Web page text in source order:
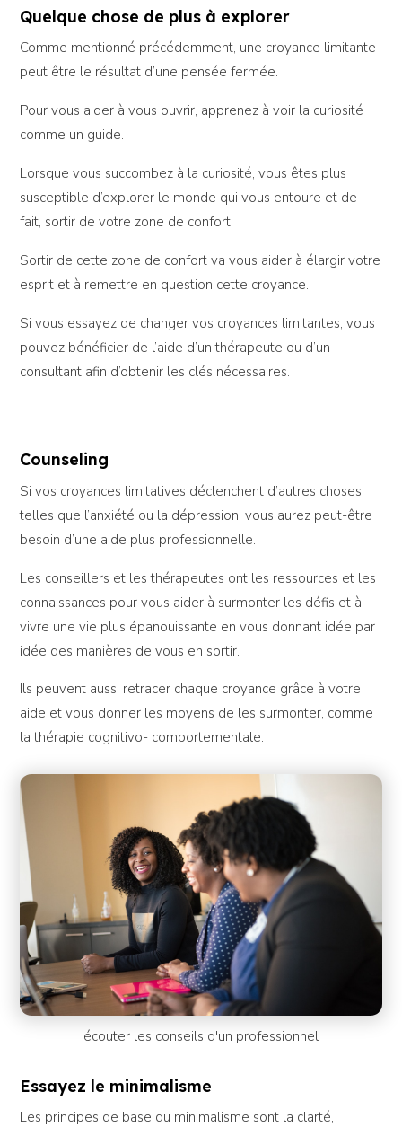
Quelque chose de plus à explorer
Comme mentionné précédemment, une croyance limitante
peut être le résultat d’une pensée fermée.
Pour vous aider à vous ouvrir, apprenez à voir la curiosité
comme un guide.
Lorsque vous succombez à la curiosité, vous êtes plus
susceptible d’explorer le monde qui vous entoure et de
fait, sortir de votre zone de confort.
Sortir de cette zone de confort va vous aider à élargir votre
esprit et à remettre en question cette croyance.
Si vous essayez de changer vos croyances limitantes, vous
pouvez bénéficier de l’aide d’un thérapeute ou d’un
consultant afin d’obtenir les clés nécessaires.
Counseling
Si vos croyances limitatives déclenchent d’autres choses
telles que l’anxiété ou la dépression, vous aurez peut-être
besoin d’une aide plus professionnelle.
Les conseillers et les thérapeutes ont les ressources et les
connaissances pour vous aider à surmonter les défis et à
vivre une vie plus épanouissante en vous donnant idée par
idée des manières de vous en sortir.
Ils peuvent aussi retracer chaque croyance grâce à votre
aide et vous donner les moyens de les surmonter, comme
la thérapie cognitivo- comportementale.
écouter les conseils d'un professionnel
Essayez le minimalisme
Les principes de base du minimalisme sont la clarté,